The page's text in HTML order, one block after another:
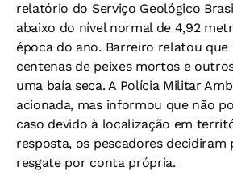
relatório do Serviço Geológico
abaixo do nível normal de 4,92
época do ano. Barreiro relatou que
centenas de peixes mortos e
uma baía seca. A Polícia Militar
acionada, mas informou que não
caso devido à localização em
resposta, os pescadores decidiram
resgate por conta própria.